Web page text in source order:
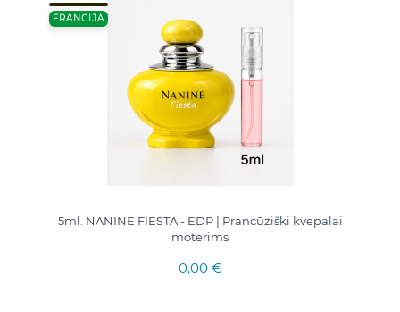
FRANCIJA
5ml. NANINE FIESTA - EDP | Prancūziški kvepalai
moterims
0,00 €